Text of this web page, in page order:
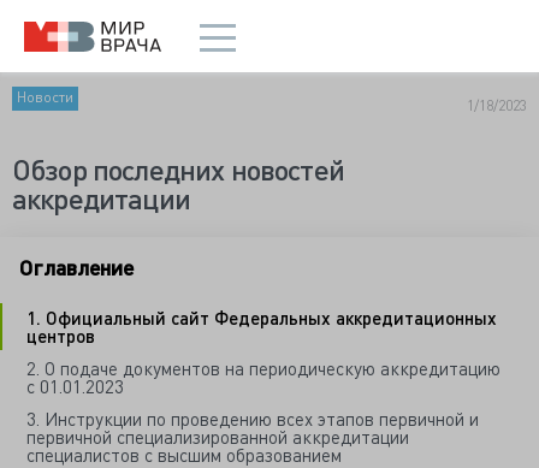
Новости 1/18/2023
Обзор последних новостей
аккредитации
Оглавление
1. Официальный сайт Федеральных аккредитационных
центров
2. О подаче документов на периодическую аккредитацию
с 01.01.2023
3. Инструкции по проведению всех этапов первичной и
первичной специализированной аккредитации
специалистов с высшим образованием